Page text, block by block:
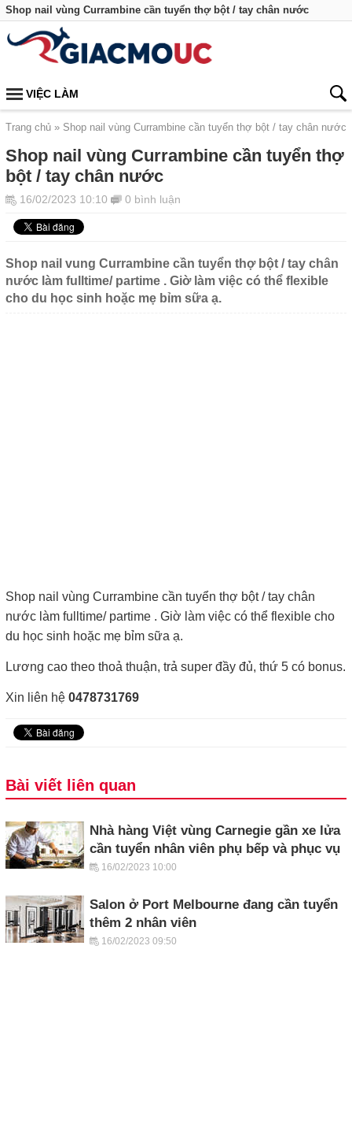
Shop nail vùng Currambine cần tuyển thợ bột / tay chân nước
VIỆC LÀM
Trang chủ Shop nail vùng Currambine cần tuyển thợ bột / tay chân nước
Shop nail vùng Currambine cần tuyển thợ
bột / tay chân nước
16/02/2023 10:10 0 bình luận
Shop nail vung Currambine cần tuyển thợ bột / tay chân
nước làm fulltime/ partime . Giờ làm việc có thể flexible
cho du học sinh hoặc mẹ bỉm sữa ạ.
Shop nail vùng Currambine cần tuyển thợ bột / tay chân
nước làm fulltime/ partime . Giờ làm việc có thể flexible cho
du học sinh hoặc mẹ bỉm sữa ạ.
Lương cao theo thoả thuận, trả super đầy đủ, thứ 5 có bonus.
Xin liên hệ 0478731769
Bài viết liên quan
Nhà hàng Việt vùng Carnegie gần xe lửa
cần tuyển nhân viên phụ bếp và phục vụ
16/02/2023 10:00
Salon ở Port Melbourne đang cần tuyển
thêm 2 nhân viên
16/02/2023 09:50